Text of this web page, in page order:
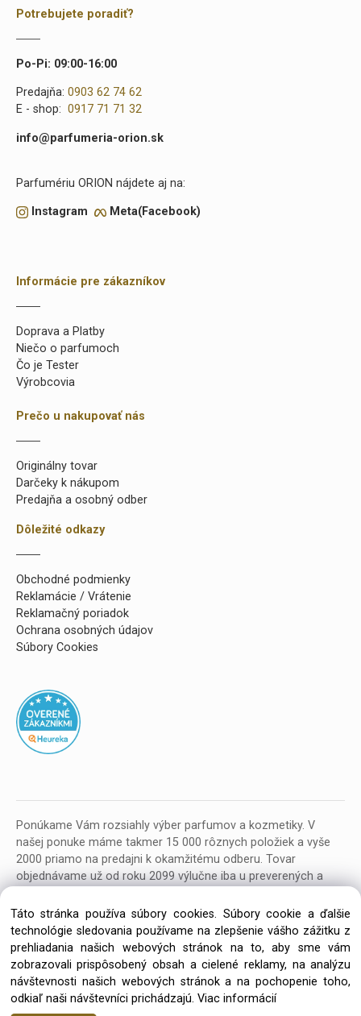
Potrebujete poradiť?
Po-Pi: 09:00-16:00
Predajňa: 0903 62 74 62
E - shop: 0917 71 71 32
info@parfumeria-orion.sk
Parfumériu ORION nájdete aj na:
Instagram Meta(Facebook)
Informácie pre zákazníkov
Doprava a Platby
Niečo o parfumoch
Čo je Tester
Výrobcovia
Prečo u nakupovať nás
Originálny tovar
Darčeky k nákupom
Predajňa a osobný odber
Dôležité odkazy
Obchodné podmienky
Reklamácie / Vrátenie
Reklamačný poriadok
Ochrana osobných údajov
Súbory Cookies
Ponúkame Vám rozsiahly výber parfumov a kozmetiky. V
našej ponuke máme takmer 15 000 rôznych položiek a vyše
2000 priamo na predajni k okamžitému odberu. Tovar
objednávame už od roku 2099 výlučne iba u preverených a
Copyright © 2026 Parfumeria ORION, All rights reserved
Táto stránka používa súbory cookies. Súbory cookie a ďalšie
technológie sledovania používame na zlepšenie vášho zážitku z
prehliadania našich webových stránok na to, aby sme vám
zobrazovali prispôsobený obsah a cielené reklamy, na analýzu
návštevnosti našich webových stránok a na pochopenie toho,
odkiaľ naši návštevníci prichádzajú. Viac informácií